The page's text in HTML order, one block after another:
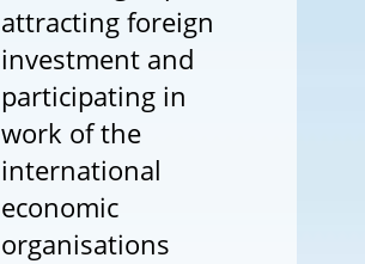
attracting foreign
investment and
participating in
work of the
international
economic
organisations